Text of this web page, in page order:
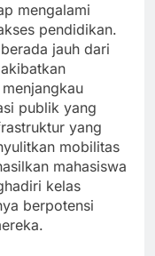
mengalami
pendidikan.
jauh dari
publik yang
yang
mobilitas
mahasiswa
kelas
berpotensi